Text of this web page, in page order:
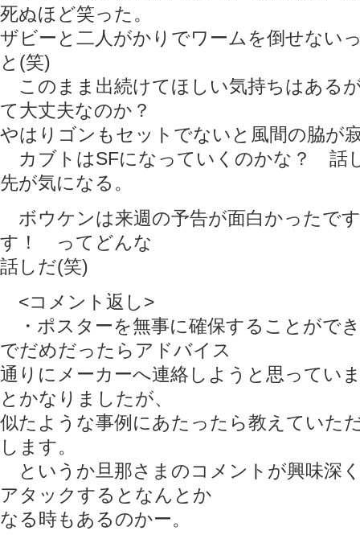
死ぬほど笑った。
ザビーと二人がかりでワームを倒せない
と(笑)
このまま出続けてほしい気持ちはある
て大丈夫なのか？
やはりゴンもセットでないと風間の脇が
カブトはSFになっていくのかな？ 話
先が気になる。
ボウケンは来週の予告が面白かったで
す！ ってどんな
話しだ(笑)
<コメント返し>
・ポスターを無事に確保することがで
でだめだったらアドバイス
通りにメーカーへ連絡しようと思ってい
とかなりましたが、
似たような事例にあたったら教えていた
します。
というか旦那さまのコメントが興味深
アタックするとなんとか
なる時もあるのかー。